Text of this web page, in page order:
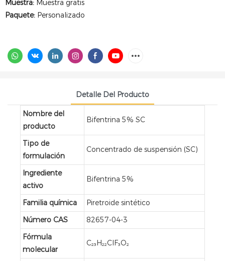
Muestra: Muestra gratis
Paquete: Personalizado
Detalle Del Producto
Nombre del
producto
Bifentrina 5% SC
Tipo de
formulación
Concentrado de suspensión (SC)
Ingrediente
activo
Bifentrina 5%
Familia química
Piretroide sintético
Número CAS
82657-04-3
Fórmula
molecular
C₂₃H₂₂ClF₃O₂